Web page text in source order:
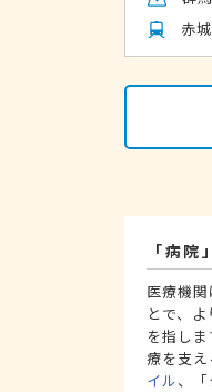
赤城
「病
医療機
とで、
を指し
療を支え
イル、